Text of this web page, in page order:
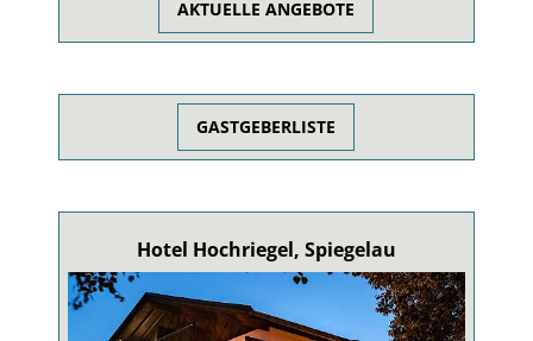
AKTUELLE ANGEBOTE
GASTGEBERLISTE
Hotel Hochriegel, Spiegelau